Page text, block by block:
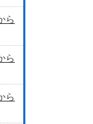
ら
ら
ら